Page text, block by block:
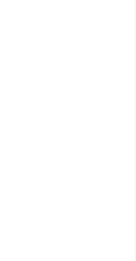
اطلاعات حساب
موضوع را به اطلاع
رسانی به بارجیل انجام
طریق حساب کاربری
۳-۴: کاربران شخص
برای ثبت نام در رابط
۳-۵: کاربران می پذیرند
با واقعیت، صحیح و بروز
و بروز نبودن اطلاعات
بارجیل هیچ گونه